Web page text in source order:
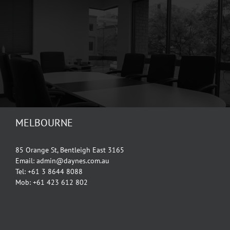
MELBOURNE
85 Orange St, Bentleigh East 3165
Email: admin@daynes.com.au
Tel: +61 3 8644 8088
Mob: +61 423 612 802